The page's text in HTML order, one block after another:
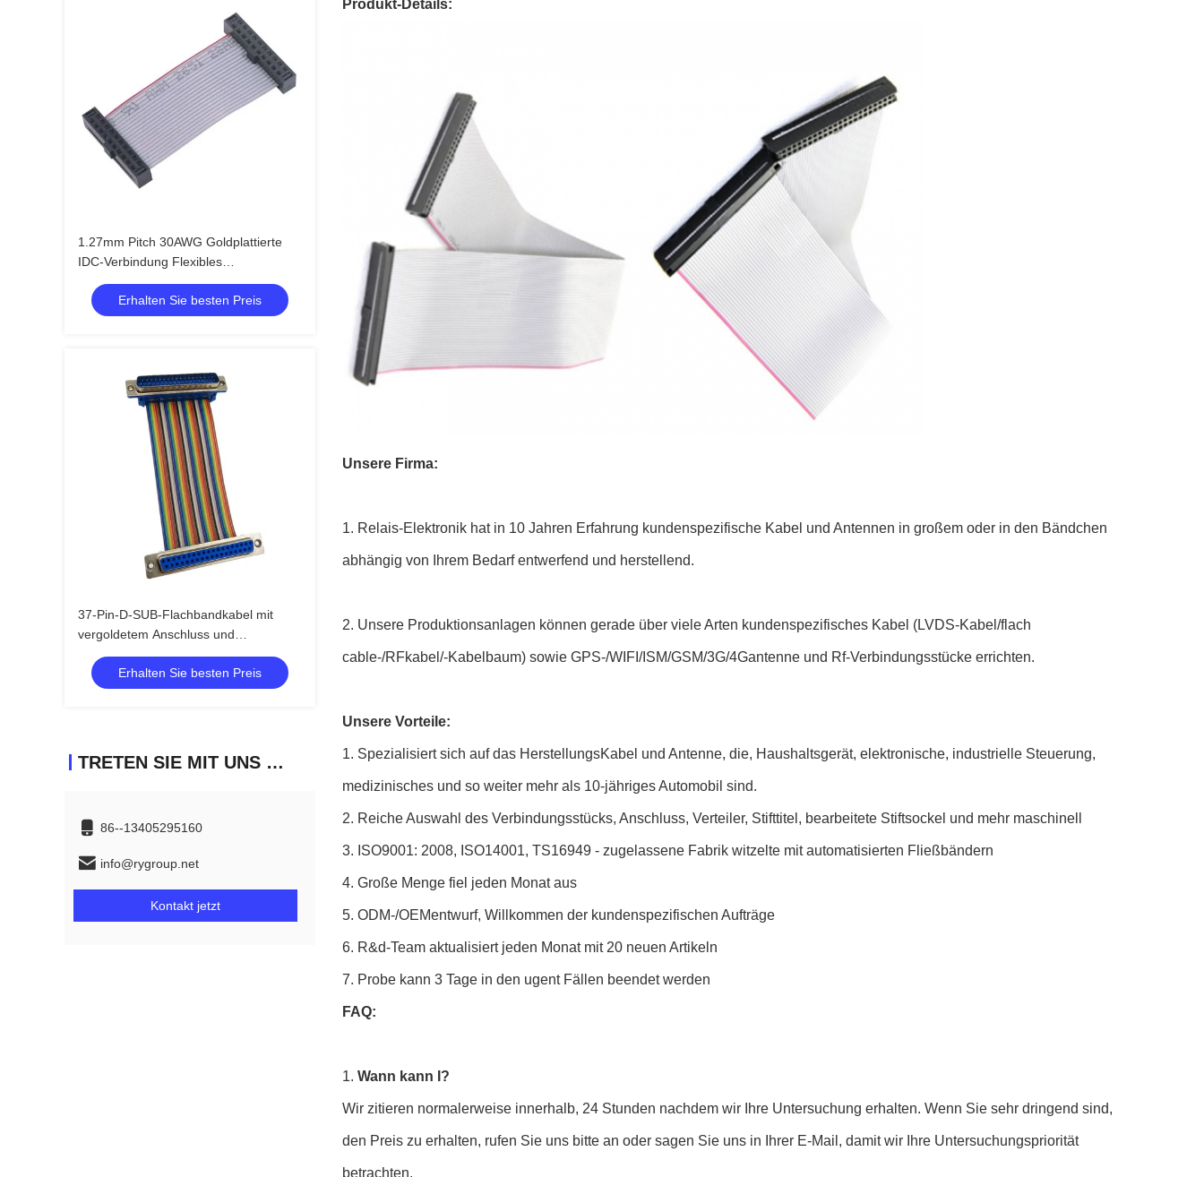
1.27mm Pitch 30AWG Goldplattierte
IDC-Verbindung Flexibles
Flachbandkabel für Elektronik
Erhalten Sie besten Preis
37-Pin-D-SUB-Flachbandkabel mit
vergoldetem Anschluss und
anpassbarer Länge DB37-PIN-
Anschlusskabel
Erhalten Sie besten Preis
TRETEN SIE MIT UNS IN VERBINDUNG
86--13405295160
info@rygroup.net
Kontakt jetzt
Produkt-Details:
Unsere Firma:
1. Relais-Elektronik hat in 10 Jahren Erfahrung kundenspezifische Kabel und Antennen in großem oder in den Bändchen
abhängig von Ihrem Bedarf entwerfend und herstellend.
2. Unsere Produktionsanlagen können gerade über viele Arten kundenspezifisches Kabel (LVDS-Kabel/flach
cable-/RFkabel/-Kabelbaum) sowie GPS-/WIFI/ISM/GSM/3G/4Gantenne und Rf-Verbindungsstücke errichten.
Unsere Vorteile:
1. Spezialisiert sich auf das HerstellungsKabel und Antenne, die, Haushaltsgerät, elektronische, industrielle Steuerung,
medizinisches und so weiter mehr als 10-jähriges Automobil sind.
2. Reiche Auswahl des Verbindungsstücks, Anschluss, Verteiler, Stifttitel, bearbeitete Stiftsockel und mehr maschinell
3. ISO9001: 2008, ISO14001, TS16949 - zugelassene Fabrik witzelte mit automatisierten Fließbändern
4. Große Menge fiel jeden Monat aus
5. ODM-/OEMentwurf, Willkommen der kundenspezifischen Aufträge
6. R&d-Team aktualisiert jeden Monat mit 20 neuen Artikeln
7. Probe kann 3 Tage in den ugent Fällen beendet werden
FAQ:
1. Wann kann I?
Wir zitieren normalerweise innerhalb, 24 Stunden nachdem wir Ihre Untersuchung erhalten. Wenn Sie sehr dringend sind,
den Preis zu erhalten, rufen Sie uns bitte an oder sagen Sie uns in Ihrer E-Mail, damit wir Ihre Untersuchungspriorität
betrachten.